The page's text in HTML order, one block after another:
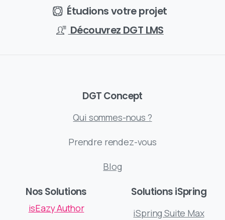
Étudions votre projet
Découvrez DGT LMS
DGT Concept
Qui sommes-nous ?
Prendre rendez-vous
Blog
Nos Solutions
isEazy Author
Solutions iSpring
iSpring Suite Max